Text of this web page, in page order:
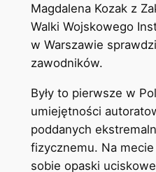
Magdalena Kozak z
Walki Wojskowego
w Warszawie
zawodników.
Były to pierwsze w
umiejętności
poddanych
fizycznemu. Na mecie
sobie opaski